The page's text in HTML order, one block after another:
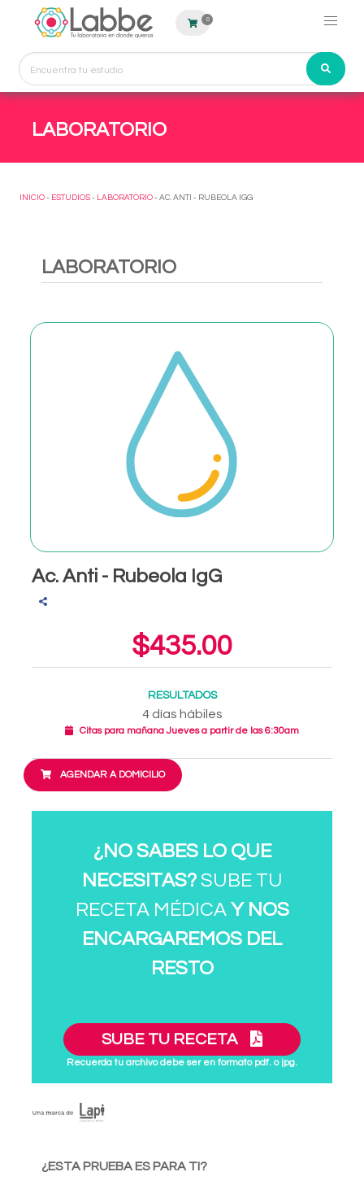
0
LABORATORIO
INICIO - ESTUDIOS - LABORATORIO - AC. ANTI - RUBEOLA IGG
LABORATORIO
Ac. Anti - Rubeola IgG
$435.00
RESULTADOS
4 días hábiles
Citas para mañana Jueves a partir de las 6:30am
AGENDAR A DOMICILIO
¿NO SABES LO QUE
NECESITAS?SUBE TU
RECETA MÉDICA Y NOS
ENCARGAREMOS DEL
RESTO
SUBE TU RECETA
Recuerda tu archivo debe ser en formato pdf. o jpg.
¿ESTA PRUEBA ES PARA TI?